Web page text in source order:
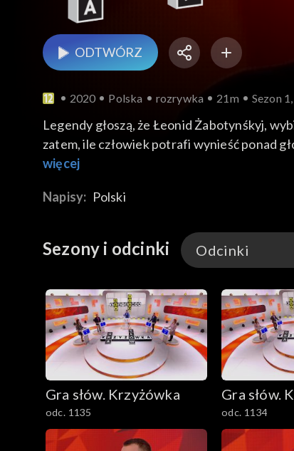
ODTWÓRZ
2020 Polska rozrywka 21m Sezon
Legendy głoszą, że Łeonid Żabotynśkyj,
zatem, ile człowiek potrafi wynieść ponad
dzisiejsi uczestnicy: Paulina z Mętkowa –
sportsmenka z zamiłowania.
więcej
Napisy: Polski
Sezony i odcinki Odcinki
Odcinki
Gra słów. Krzyżówka
odc. 1135
Gra słów.
odc. 1134